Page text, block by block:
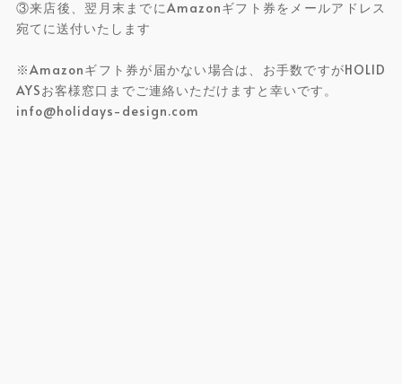
③来店後、翌月末までにAmazonギフト券をメールアドレス
宛てに送付いたします
※Amazonギフト券が届かない場合は、お手数ですがHOLID
AYSお客様窓口までご連絡いただけますと幸いです。
info@holidays-design.com